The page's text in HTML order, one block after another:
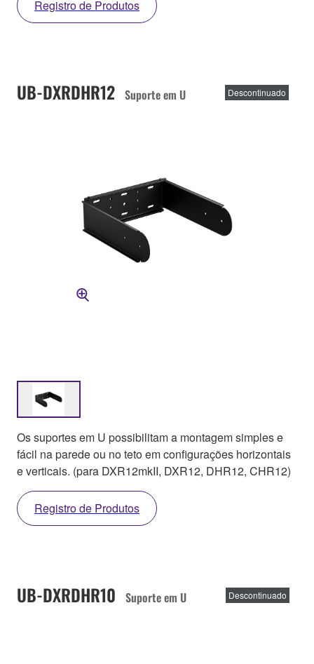
Registro de Produtos
UB-DXRDHR12 Suporte em U Descontinuado
Os suportes em U possibilitam a montagem simples e
fácil na parede ou no teto em configurações horizontais
e verticais. (para DXR12mkII, DXR12, DHR12, CHR12)
Registro de Produtos
UB-DXRDHR10 Suporte em U Descontinuado